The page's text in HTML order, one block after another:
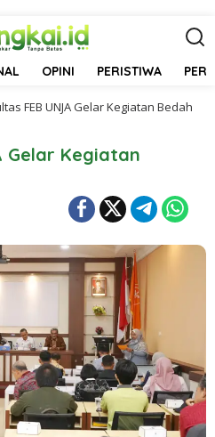
OPINI PERISTIWA
FEB UNJA Gelar Kegiatan Bedah
Gelar Kegiatan